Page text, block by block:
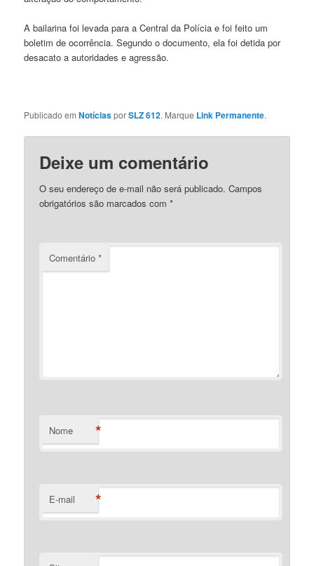
A bailarina foi levada para a Central da Polícia e foi feito um
boletim de ocorrência. Segundo o documento, ela foi detida por
desacato a autoridades e agressão.
Publicado emNotíciasporSLZ 612. Marque Link Permanente.
Deixe um comentário
O seu endereço de e-mail não será publicado. Campos
obrigatórios são marcados com*
Comentário*
Nome *
E-mail *